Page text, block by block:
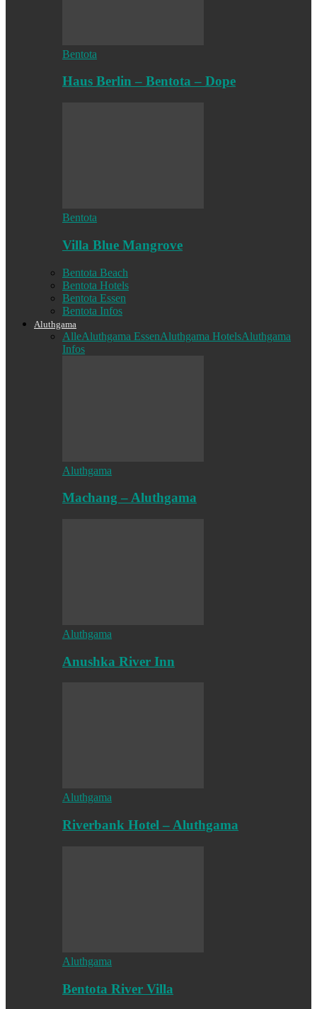
Bentota
Haus Berlin – Bentota – Dope
Bentota
Villa Blue Mangrove
Bentota Beach
Bentota Hotels
Bentota Essen
Bentota Infos
Aluthgama
AlleAluthgama EssenAluthgama HotelsAluthgama
Infos
Aluthgama
Machang – Aluthgama
Aluthgama
Anushka River Inn
Aluthgama
Riverbank Hotel – Aluthgama
Aluthgama
Bentota River Villa